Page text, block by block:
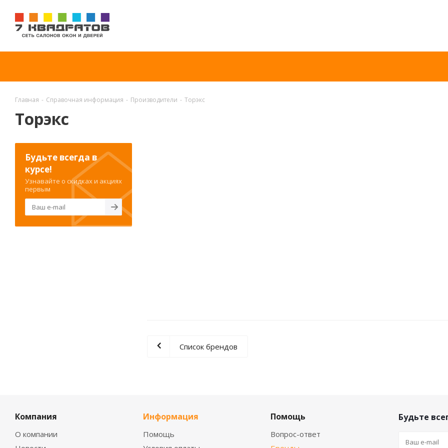
Главная - Справочная информация - Производители - Торэкс
Торэкс
Список брендов
Будьте всегда в
курсе!
Узнавайте о скидках и акциях
первым
Компания
О компании
Информация
Помощь
Помощь
Вопрос-ответ
Будьте